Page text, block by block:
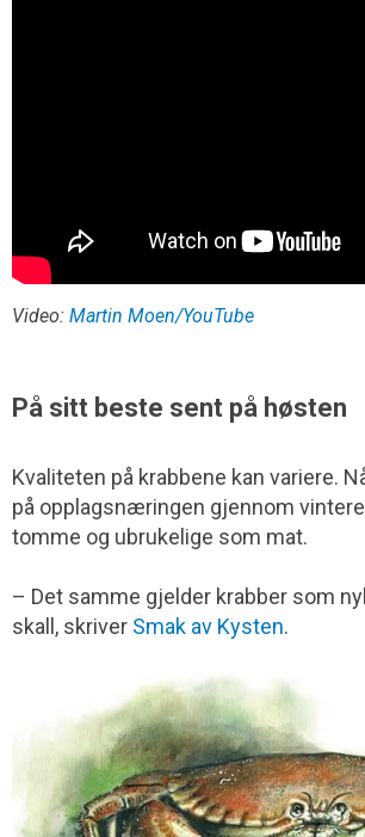
Video: Martin Moen/YouTube
På sitt beste sent på høsten
Kvaliteten på krabbene kan variere.
på opplagsnæringen gjennom
tomme og ubrukelige som mat.
– Det samme gjelder krabber som
skall, skriver Smak av Kysten.